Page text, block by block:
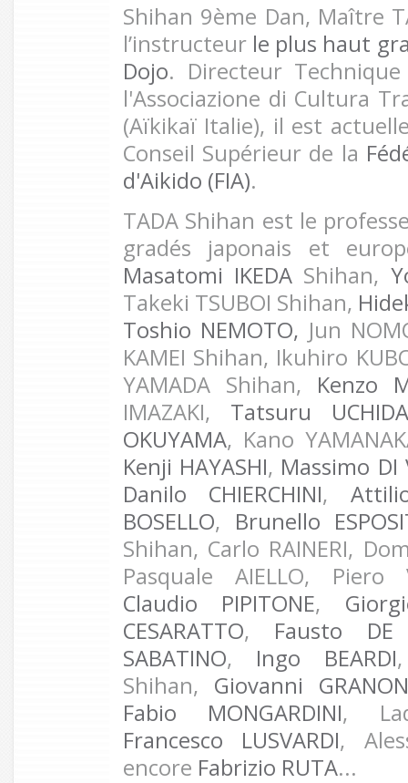
Shihan 9ème Dan, Maître
l’instructeur le plus haut
Dojo. Directeur
l'Associazione di Cultura
(Aïkikaï Italie), il est
Conseil Supérieur de la
d'Aikido (FIA).
TADA Shihan est le
gradés japonais et
Masatomi IKEDA Shihan,
Takeki TSUBOI Shihan,
Toshio NEMOTO, Jun
KAMEI Shihan, Ikuhiro
YAMADA Shihan, Kenzo
IMAZAKI, Tatsuru
OKUYAMA, Kano
Kenji HAYASHI, Massimo DI
Danilo CHIERCHINI,
BOSELLO, Brunello
Shihan, Carlo RAINERI,
Pasquale AIELLO, Piero
Claudio PIPITONE,
CESARATTO, Fausto DE
SABATINO, Ingo BEARDI
Shihan, Giovanni
Fabio MONGARDINI,
Francesco LUSVARDI,
encore Fabrizio RUTA...